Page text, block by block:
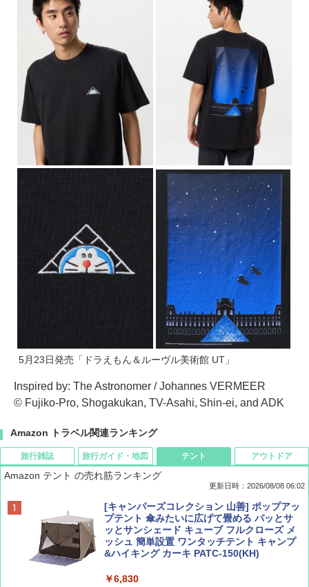
5月23日発売「ドラえもん＆ルーヴル美術館 UT」
Inspired by: The Astronomer / Johannes VERMEER
© Fujiko-Pro, Shogakukan, TV-Asahi, Shin-ei, and ADK
Amazon トラベル関連ランキング
旅行雑誌
BE-PAL(ビ-パル) 2026年 9 月号【特別付録:
SOTO ミニマル"旅"財布 ランダム2種】
￥1,500
旅行ガイド・地図
D40 地球の歩き方 チェンマイ タイ北部の魅
力的な町 2026～2027 地球の歩き方D アジア
￥2,079
テント
Amazon テント の売れ筋ランキング
更新日時：2026/08/08 06:02
[キャンパーズコレクション 山善] ポップアッ
プテント 傘みたいに広げて畳める パッとサ
ッとサンシェード キューブ フルクローズ メ
ッシュ 簡単設置 ワンタッチテント キャンプ
&ハイキング カーキ PATC-150(KH)
￥6,830
アウトドア